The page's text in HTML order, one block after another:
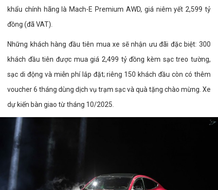
khẩu chính hãng là Mach-E Premium AWD, giá niêm yết 2,599 tỷ
đồng (đã VAT).
Những khách hàng đầu tiên mua xe sẽ nhận ưu đãi đặc biệt: 300
khách đầu tiên được mua giá 2,499 tỷ đồng kèm sạc treo tường,
sạc di động và miễn phí lắp đặt; riêng 150 khách đầu còn có thêm
voucher 6 tháng dùng dịch vụ trạm sạc và quà tặng chào mừng. Xe
dự kiến bàn giao từ tháng 10/2025.